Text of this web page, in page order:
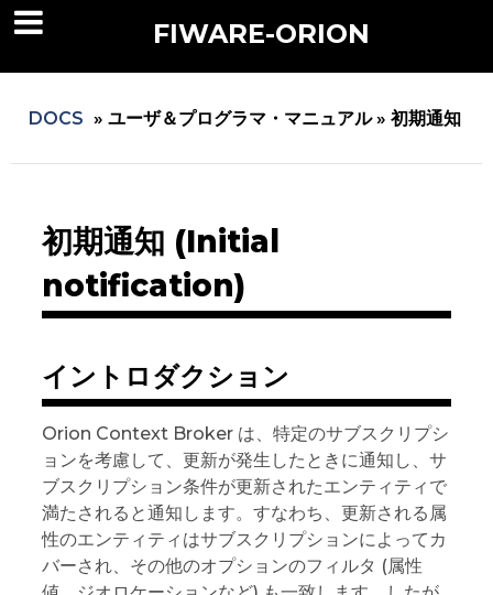
FIWARE-ORION
DOCS » ユーザ＆プログラマ・マニュアル » 初期通知
初期通知 (Initial
notification)
イントロダクション
Orion Context Broker は、特定のサブスクリプシ
ョンを考慮して、更新が発生したときに通知し、サ
ブスクリプション条件が更新されたエンティティで
満たされると通知します。すなわち、更新される属
性のエンティティはサブスクリプションによってカ
バーされ、その他のオプションのフィルタ (属性